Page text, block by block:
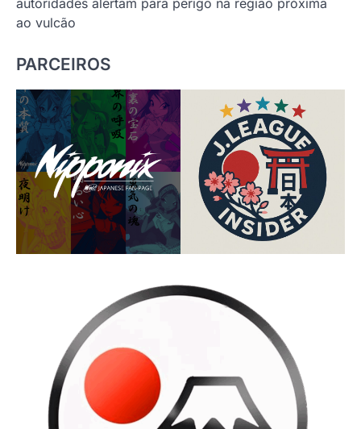
autoridades alertam para perigo na região próxima
ao vulcão
PARCEIROS